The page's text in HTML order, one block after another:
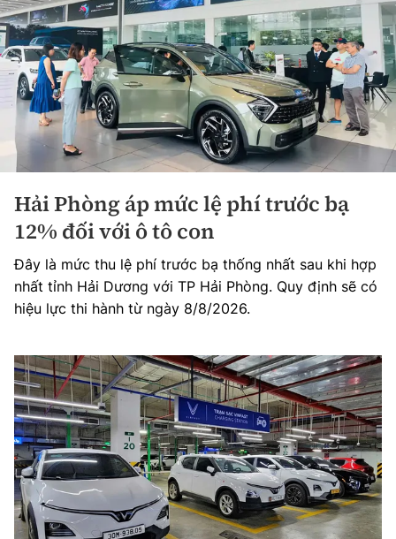
Hải Phòng áp mức lệ phí trước bạ
12% đối với ô tô con
Đây là mức thu lệ phí trước bạ thống nhất sau khi hợp
nhất tỉnh Hải Dương với TP Hải Phòng. Quy định sẽ có
hiệu lực thi hành từ ngày 8/8/2026.